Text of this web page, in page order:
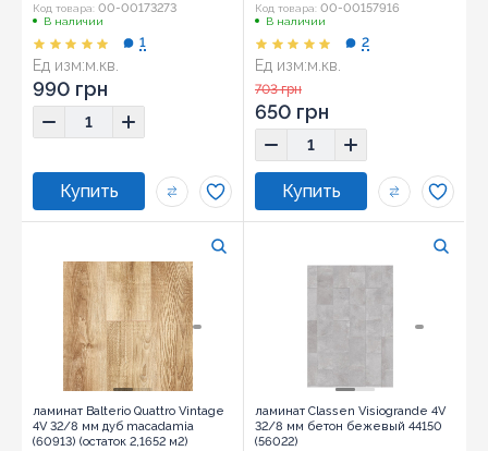
Код товара: 00-00173273
В наличии
Ед изм:м.кв.
1
990 грн
Код товара: 00-00157916
В наличии
Ед изм:м.кв.
2
703 грн
650 грн
ламинат Balterio Quattro Vintage
4V 32/8 мм дуб macadamia
(60913) (остаток 2,1652 м2)
ламинат Classen Visiogrande 4V
32/8 мм бетон бежевый 44150
(56022)